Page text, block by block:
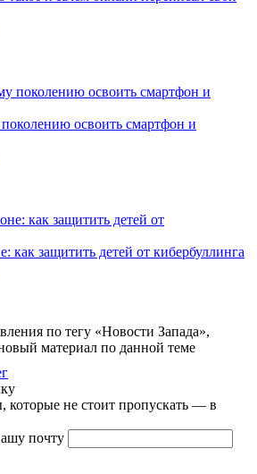
освоить смартфон и
как защитить детей от кибербуллинга
по тегу «Новости Запада»,
материал по данной теме
которые не стоит пропускать — в
почту